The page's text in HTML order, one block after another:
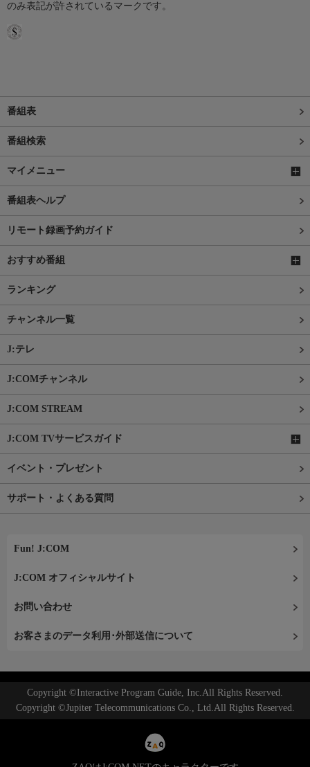
のみ表記が許されているマークです。
番組表
番組検索
マイメニュー
番組表ヘルプ
リモート録画予約ガイド
おすすめ番組
ランキング
チャンネル一覧
J:テレ
J:COMチャンネル
J:COM STREAM
J:COM TVサービスガイド
イベント・プレゼント
サポート・よくある質問
Fun! J:COM
J:COM オフィシャルサイト
お問い合わせ
お客さまのデータ利用･外部送信について
Copyright ©Interactive Program Guide, Inc.All Rights Reserved.
Copyright ©Jupiter Telecommunications Co., Ltd.All Rights Reserved.